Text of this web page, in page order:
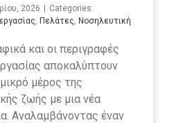
2026
Categories:
, Πελάτες, Νοσηλευτική
και οι περιγραφές
αποκαλύπτουν
μέρος της
ζωής με μια νέα
Αναλαμβάνοντας έναν